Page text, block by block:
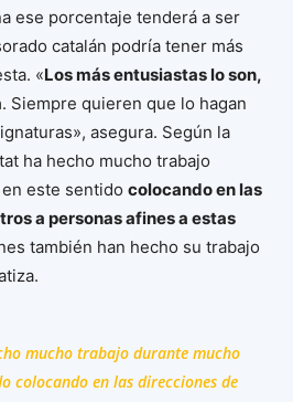
ese porcentaje tenderá a ser
catalán podría tener más
«Los más entusiastas lo son,
. Siempre quieren que lo hagan
asegura. Según la
ha hecho mucho trabajo
este sentido colocando en las
a personas afines a estas
también han hecho su trabajo
mucho trabajo durante mucho
colocando en las direcciones de